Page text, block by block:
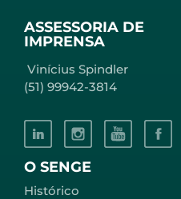
O SENGE
Histórico
ASSESSORIA DE
IMPRENSA
Vinícius Spindler
(51) 99942-3814